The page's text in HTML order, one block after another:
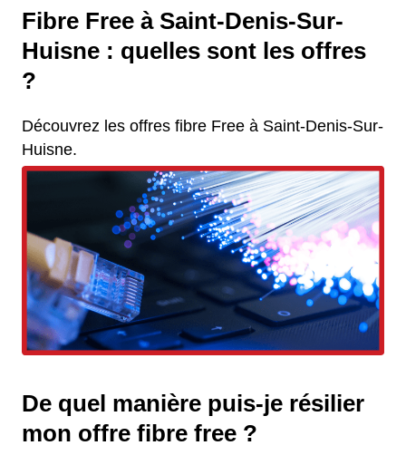
Fibre Free à Saint-Denis-Sur-
Huisne : quelles sont les offres
?
Découvrez les offres fibre Free à Saint-Denis-Sur-
Huisne.
De quel manière puis-je résilier
mon offre fibre free ?